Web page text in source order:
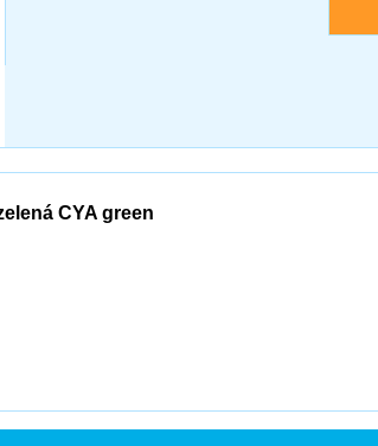
CYA green